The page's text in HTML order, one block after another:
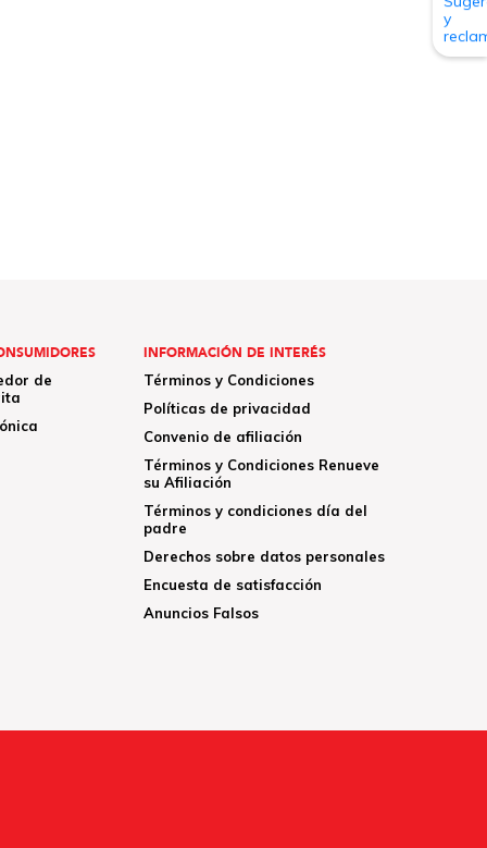
de
INFORMACIÓN DE INTERÉS
Términos y Condiciones
Políticas de privacidad
Convenio de afiliación
Términos y Condiciones Renueve
su Afiliación
Términos y condiciones día del
padre
Derechos sobre datos personales
Encuesta de satisfacción
Anuncios Falsos